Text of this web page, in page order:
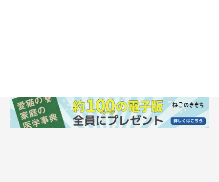
イリマくんはバンザイの姿勢でへそ天に。お腹も脇も広げて眠る
ことがあるんですね。